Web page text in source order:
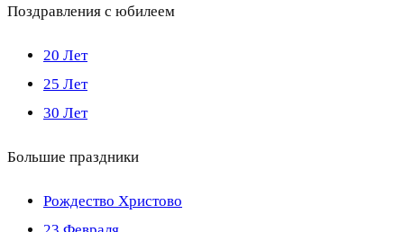
Поздравления с юбилеем
20 Лет
25 Лет
30 Лет
Большие праздники
Рождество Христово